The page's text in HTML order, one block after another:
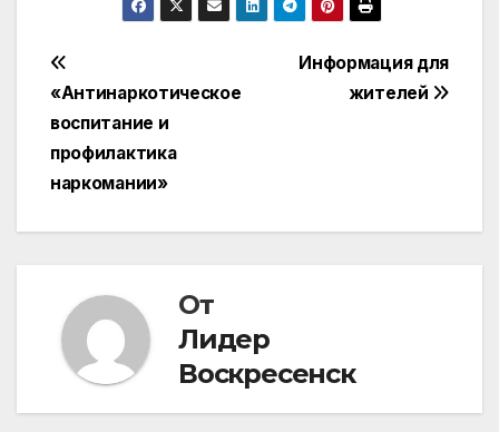
Навигация
по
записям
Информация для
жителей
«Антинаркотическое
воспитание и
профилактика
наркомании»
От
Лидер
Воскресенск